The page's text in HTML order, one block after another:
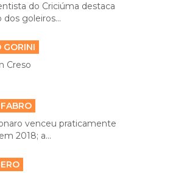
do Criciúma destaca
dos goleiros...
GORINI
Creso
venceu praticamente
2018; a...